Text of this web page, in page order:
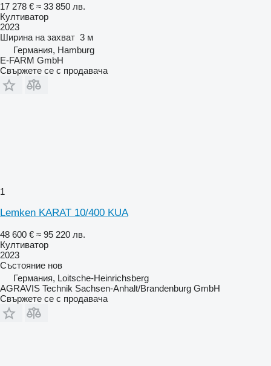
17 278 € ≈ 33 850 лв.
Култиватор
2023
Ширина на захват 3 м
Германия, Hamburg
E-FARM GmbH
Свържете се с продавача
1
Lemken KARAT 10/400 KUA
48 600 € ≈ 95 220 лв.
Култиватор
2023
Състояние нов
Германия, Loitsche-Heinrichsberg
AGRAVIS Technik Sachsen-Anhalt/Brandenburg GmbH
Свържете се с продавача